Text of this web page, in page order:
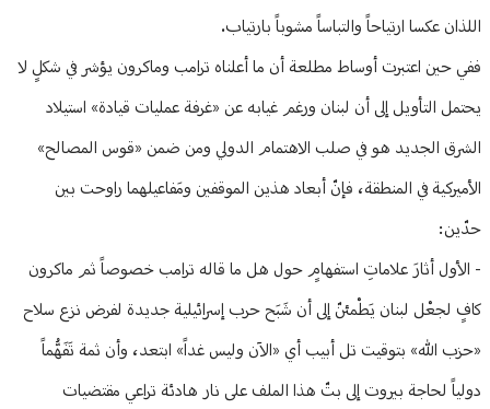
اللذان عكسا ارتياحاً والتباساً مشوباً بارتياب.
ففي حين اعتبرت أوساط مطلعة أن ما أعلناه ترامب وماكرون يؤشر في شكلٍ لا
يحتمل التأويل إلى أن لبنان ورغم غيابه عن «غرفة عمليات قيادة» استيلاد
الشرق الجديد هو في صلب الاهتمام الدولي ومن ضمن «قوس المصالح»
الأميركية في المنطقة، فإنّ أبعاد هذين الموقفين ومَفاعيلهما راوحت بين
حدّين:
- الأول أثارَ علاماتِ استفهامٍ حول هل ما قاله ترامب خصوصاً ثم ماكرون
كافٍ لجعْل لبنان يَطْمئنّ إلى أن شَبَح حرب إسرائيلية جديدة لفرض نزع سلاح
«حزب الله» بتوقيت تل أبيب أي «الآن وليس غداً» ابتعد، وأن ثمة تَفَهُّماً
دولياً لحاجة بيروت إلى بتّ هذا الملف على نار هادئة تراعي مقتضيات